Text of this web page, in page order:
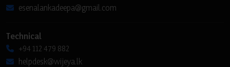
esenalankadeepa@gmail.com
Technical
+94 112 479 882
helpdesk@wijeya.lk